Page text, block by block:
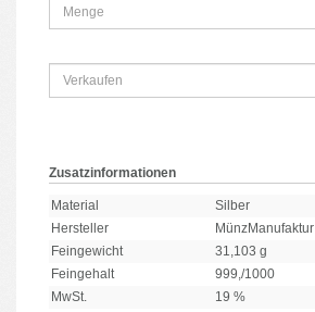
Zusatzinformationen
Material
Silber
Hersteller
MünzManufaktur
Feingewicht
31,103 g
Feingehalt
999,/1000
MwSt.
19 %